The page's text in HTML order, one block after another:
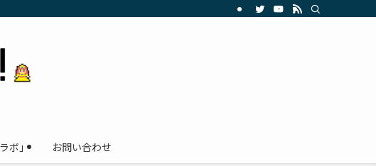
ボ」 お問い合わせ